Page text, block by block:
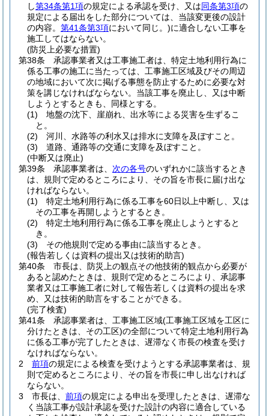
し第34条第1項の規定による承認を受け、又は同条第3項の
規定による届出をした部分については、当該変更後の設計
の内容。 第41条第3項において同じ。)に適合しない工事を
施工してはならない。
(防災上必要な措置)
第38条
承認事業者又は工事施工者は、特定土地利用行為に
係る工事の施工に当たっては、工事施工区域及びその周辺
の地域において次に掲げる事態を防止するために必要な対
策を講じなければならない。 当該工事を廃止し、又は中断
しようとするときも、同様とする。
(1)
地盤の沈下、崖崩れ、出水等による災害を生ずるこ
と。
(2)
河川、水路等の利水又は排水に支障を及ぼすこと。
(3)
道路、通路等の交通に支障を及ぼすこと。
(中断又は廃止)
第39条
承認事業者は、 次の各号のいずれかに該当するとき
は、規則で定めるところにより、その旨を市長に届け出な
ければならない。
(1)
特定土地利用行為に係る工事を60日以上中断し、又は
その工事を再開しようとするとき。
(2)
特定土地利用行為に係る工事を廃止しようとすると
き。
(3)
その他規則で定める事由に該当するとき。
(報告若しくは資料の提出又は技術的助言)
第40条
市長は、防災上の観点その他技術的観点から必要が
あると認めたときは、規則で定めるところにより、承認事
業者又は工事施工者に対して報告若しくは資料の提出を求
め、又は技術的助言をすることができる。
(完了検査)
第41条
承認事業者は、工事施工区域(工事施工区域を工区に
分けたときは、その工区)の全部について特定土地利用行為
に係る工事が完了したときは、遅滞なく市長の検査を受け
なければならない。
2
前項の規定による検査を受けようとする承認事業者は、規
則で定めるところにより、その旨を市長に申し出なければ
ならない。
3
市長は、 前項の規定による申出を受理したときは、遅滞な
く当該工事が設計承認を受けた設計の内容に適合している